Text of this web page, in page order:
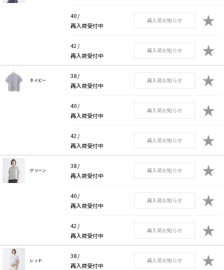
40 /
再入荷受付中
再入荷お知らせ ★
42 /
再入荷受付中
再入荷お知らせ ★
ネイビー
38 /
再入荷受付中
再入荷お知らせ ★
40 /
再入荷受付中
再入荷お知らせ ★
42 /
再入荷受付中
再入荷お知らせ ★
グリーン
38 /
再入荷受付中
再入荷お知らせ ★
40 /
再入荷受付中
再入荷お知らせ ★
42 /
再入荷受付中
再入荷お知らせ ★
レッド
38 /
再入荷受付中
再入荷お知らせ ★